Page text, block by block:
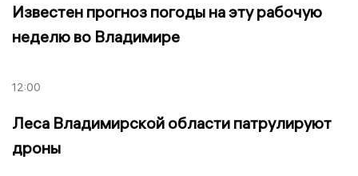
Известен прогноз погоды на эту рабочую
неделю во Владимире
12:00
Леса Владимирской области патрулируют
дроны